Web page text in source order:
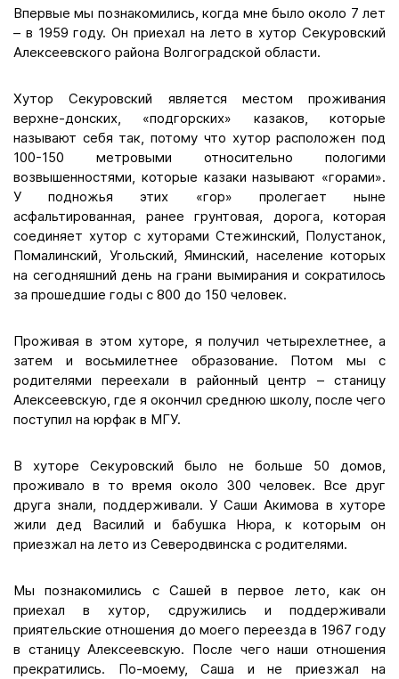
Впервые мы познакомились, когда мне было около 7 лет
– в 1959 году. Он приехал на лето в хутор Секуровский
Алексеевского района Волгоградской области.
Хутор Секуровский является местом проживания
верхне-донских, «подгорских» казаков, которые
называют себя так, потому что хутор расположен под
100-150 метровыми относительно пологими
возвышенностями, которые казаки называют «горами».
У подножья этих «гор» пролегает ныне
асфальтированная, ранее грунтовая, дорога, которая
соединяет хутор с хуторами Стежинский, Полустанок,
Помалинский, Угольский, Яминский, население которых
на сегодняшний день на грани вымирания и сократилось
за прошедшие годы с 800 до 150 человек.
Проживая в этом хуторе, я получил четырехлетнее, а
затем и восьмилетнее образование. Потом мы с
родителями переехали в районный центр – станицу
Алексеевскую, где я окончил среднюю школу, после чего
поступил на юрфак в МГУ.
В хуторе Секуровский было не больше 50 домов,
проживало в то время около 300 человек. Все друг
друга знали, поддерживали. У Саши Акимова в хуторе
жили дед Василий и бабушка Нюра, к которым он
приезжал на лето из Северодвинска с родителями.
Мы познакомились с Сашей в первое лето, как он
приехал в хутор, сдружились и поддерживали
приятельские отношения до моего переезда в 1967 году
в станицу Алексеевскую. После чего наши отношения
прекратились. По-моему, Саша и не приезжал на